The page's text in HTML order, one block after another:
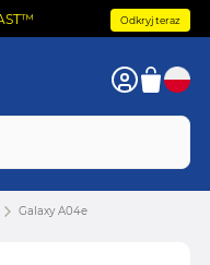
Odkryj teraz
Galaxy A04e